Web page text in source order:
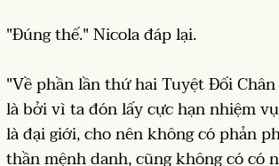
"Đúng thế." Nicola đáp lại.
"Về phần lần thứ hai Tuyệt Đối
là bởi vì ta đón lấy cực hạn nhiệm
là đại giới, cho nên không có phản
thần mệnh danh, cũng không có có